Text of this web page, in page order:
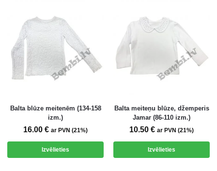
Balta blūze meitenēm (134-158
izm.)
16.00 € ar PVN (21%)
Izvēlieties
Balta meiteņu blūze, džemperis
Jamar (86-110 izm.)
10.50 € ar PVN (21%)
Izvēlieties